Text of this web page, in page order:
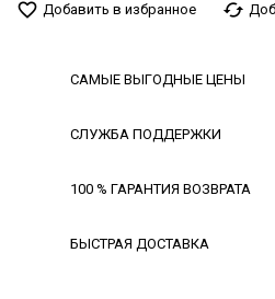
favorite_border Добавить в избранное cached
САМЫЕ ВЫГОДНЫЕ ЦЕНЫ
СЛУЖБА ПОДДЕРЖКИ
100 % ГАРАНТИЯ ВОЗВРАТА
БЫСТРАЯ ДОСТАВКА